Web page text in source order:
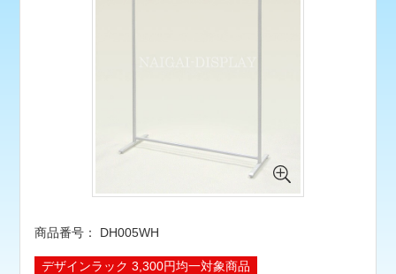
DH005WH
デザインラック 3,300円均一対象商品